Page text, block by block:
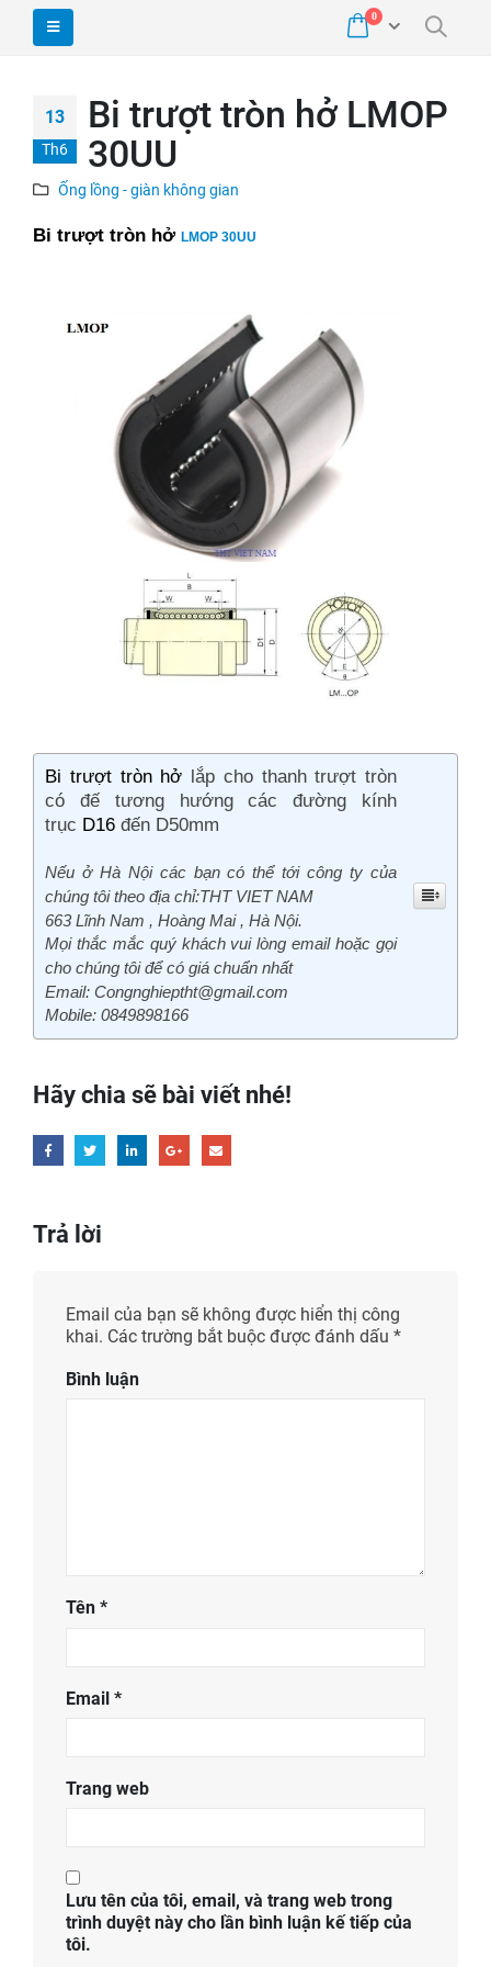
0
13
Th6
Bi trượt tròn hở LMOP
30UU
Ống lồng - giàn không gian
Bi trượt tròn hở LMOP 30UU
Bi trượt tròn hở lắp cho thanh trượt tròn
có đế tương hướng các đường kính
trục D16 đến D50mm
Nếu ở Hà Nội các bạn có thể tới công ty của
chúng tôi theo địa chỉ:THT VIET NAM
663 Lĩnh Nam , Hoàng Mai , Hà Nội.
Mọi thắc mắc quý khách vui lòng email hoặc gọi
cho chúng tôi để có giá chuẩn nhất
Email: Congnghieptht@gmail.com
Mobile: 0849898166
Hãy chia sẽ bài viết nhé!
Trả lời
Email của bạn sẽ không được hiển thị công
khai. Các trường bắt buộc được đánh dấu *
Bình luận
Tên *
Email *
Trang web
Lưu tên của tôi, email, và trang web trong
trình duyệt này cho lần bình luận kế tiếp của
tôi.